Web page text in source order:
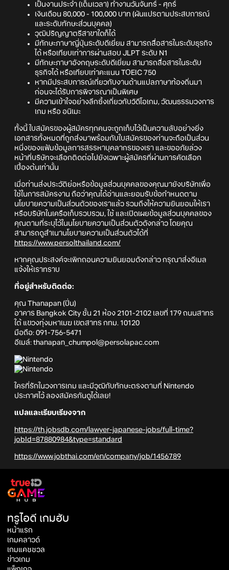
เป็นงานประจำ (เต็มเวลา) ทำงานวันจันทร์ - ศุกร์
เงินเดือน 80,000 - 100,000 บาท (ผันแปรตามประสบการณ์
และระดับทักษะส่วนบุคคล)
วุฒิปริญญาตรีสาขาใดก็ได้
มีทักษะภาษาญี่ปุ่นระดับดีเยี่ยม สามารถสื่อสารในระดับธุรกิจ
ได้ หรือเทียบเท่าการผ่านสอบ JLPT ระดับ N1
มีทักษะภาษาอังกฤษระดับดีเยี่ยม สามารถสื่อสารในระดับ
ธุรกิจได้ หรือเทียบเท่าคะแนน TOEIC 750
หากมีประสบการณ์เกี่ยวกับงานด้านแปลภาษาท้องถิ่นมา
ก่อนจะได้รับการพิจารณาเป็นพิเศษ
มีความเข้าใจอย่างลึกซึ้งเกี่ยวกับวิดีโอเกม, วัฒนธรรมวงการ
เกม หรือ อนิเมะ
ทั้งนี้ ใบสมัครของผู้สมัครทุกคนจะถูกเก็บไว้เป็นความลับอย่างยิ่ง
เอกสารทั้งหมดที่ถูกส่งมาพร้อมกับใบสมัครของท่านจะถือเป็นส่วน
หนึ่งของแฟ้มข้อมูลการสรรหาบุคลากรของเรา และขออภัยล่วง
หน้าที่บริษัทจะเลือกติดต่อไปยังเฉพาะผู้สมัครที่ผ่านการคัดเลือก
เบื้องต้นเท่านั้น
เมื่อท่านส่งประวัติย่อหรือข้อมูลส่วนบุคคลของคุณมายังบริษัทเพื่อ
ใช้ในการสมัครงาน ถือว่าคุณได้อ่านและยอมรับข้อกำหนดตาม
นโยบายความเป็นส่วนตัวของเราแล้ว รวมถึงให้ความยินยอมให้เรา
หรือบริษัทในเครือเก็บรวบรวม, ใช้ และเปิดเผยข้อมูลส่วนบุคคลของ
คุณตามที่ระบุไว้ในนโยบายความเป็นส่วนตัวดังกล่าว โดยคุณ
สามารถดูสำเนานโยบายความเป็นส่วนตัวได้ที่
https://www.persolthailand.com/
หากคุณประสงค์จะเพิกถอนความยินยอมดังกล่าว กรุณาส่งอีเมล
แจ้งให้เราทราบ
ที่อยู่สำหรับติดต่อ:
คุณ Thanapan (ปิ่น)
อาคาร Bangkok City ชั้น 21 ห้อง 2101-2102 เลขที่ 179 ถนนสาทร
ใต้ แขวงทุ่งมหาเมฆ เขตสาทร กทม. 10120
มือถือ: 091-756-5471
อีเมล์: thanapan_chumpol@persolapac.com
ใครที่รักในวงการเกม และมีวุฒิกับทักษะตรงตามที่ Nintendo
ประกาศไว้ ลองสมัครกันดูได้เลย!
แปลและเรียบเรียงจาก
https://th.jobsdb.com/lawyer-japanese-jobs/full-time?
jobId=87880984&type=standard
https://www.jobthai.com/en/company/job/1456789
ทรูไอดี เกมฮับ
หน้าแรก
เกมคลาวด์
เกมแคชชวล
ข่าวเกม